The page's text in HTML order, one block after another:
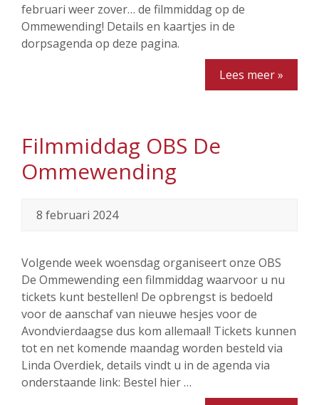
februari weer zover… de filmmiddag op de
Ommewending! Details en kaartjes in de
dorpsagenda op deze pagina.
Lees meer »
Filmmiddag OBS De
Ommewending
8 februari 2024
Volgende week woensdag organiseert onze OBS
De Ommewending een filmmiddag waarvoor u nu
tickets kunt bestellen! De opbrengst is bedoeld
voor de aanschaf van nieuwe hesjes voor de
Avondvierdaagse dus kom allemaal! Tickets kunnen
tot en net komende maandag worden besteld via
Linda Overdiek, details vindt u in de agenda via
onderstaande link: Bestel hier …